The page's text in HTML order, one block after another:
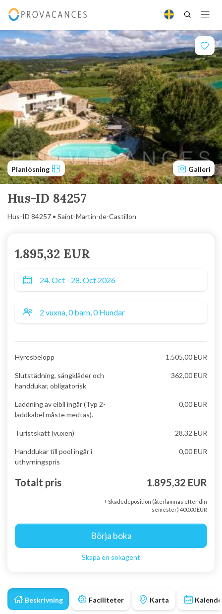
Planlösning Galleri
Hus-ID 84257
Hus-ID 84257 • Saint-Martin-de-Castillon
Beskrivning Faciliteter Karta
1.895,32 EUR
Hyresbelopp 1.505,00 EUR
Slutstädning, sängkläder och
handdukar, obligatorisk
362,00 EUR
Laddning av elbil ingår (Typ 2-
laddkabel måste medtas).
0,00 EUR
Turistskatt (vuxen) 28,32 EUR
Handdukar till pool ingår i
uthyrningspris
0,00 EUR
Totalt pris 1.895,32 EUR
+ Skadedeposition (återlämnas efter din
semester) 400,00 EUR
Börja boka
Skapa en sökagent